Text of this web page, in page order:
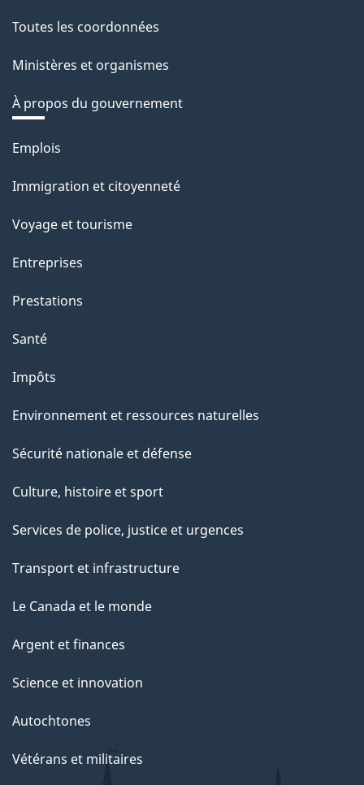
Toutes les coordonnées
Ministères et organismes
À propos du gouvernement
Thèmes
sujets
Emplois
Immigration et citoyenneté
Voyage et tourisme
Entreprises
Prestations
Santé
Impôts
Environnement et ressources naturelles
Sécurité nationale et défense
Culture, histoire et sport
Services de police, justice et urgences
Transport et infrastructure
Le Canada et le monde
Argent et finances
Science et innovation
Autochtones
Vétérans et militaires